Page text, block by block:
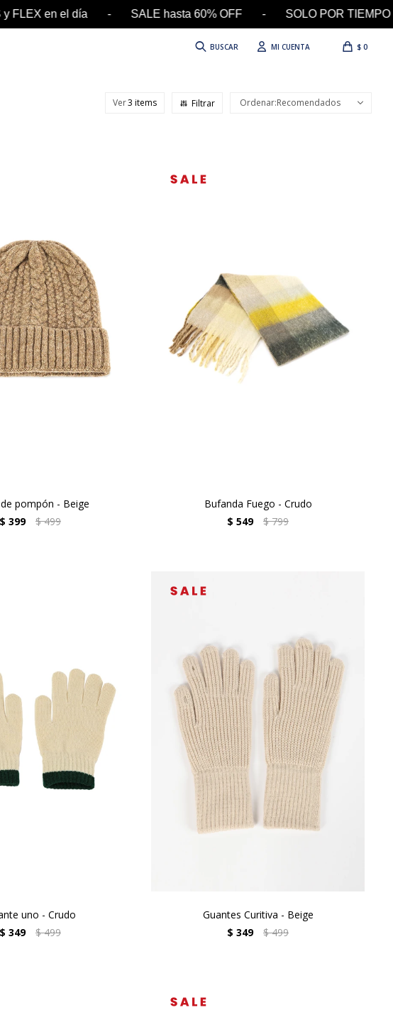
en el día - SALE hasta 60% OFF - SOLO POR TIEMPO
$ 0
Ver Recomendados
pompón - Beige
$ 399 $ 499
Bufanda Fuego - Crudo
$ 549 $ 799
uno - Crudo
$ 349 $ 499
Guantes Curitiva - Beige
$ 349 $ 499